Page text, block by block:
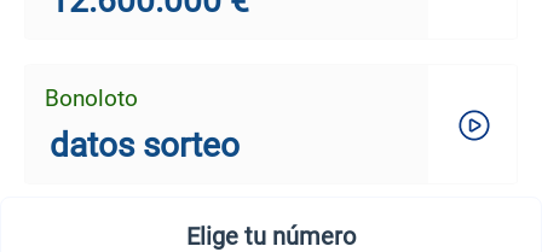
Bonoloto
datos sorteo
Elige tu número